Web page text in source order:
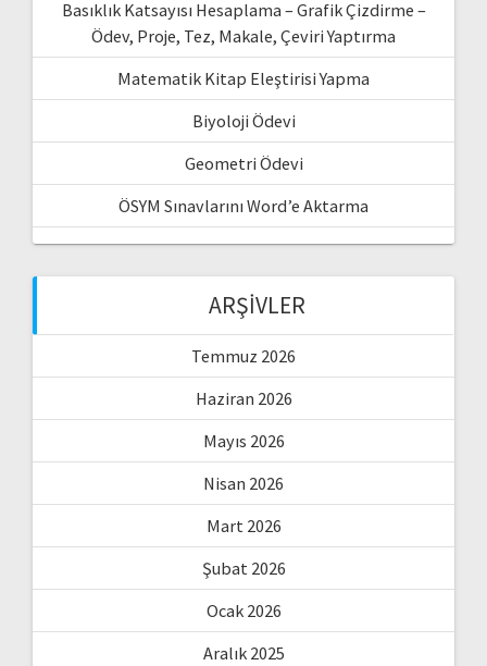
Basıklık Katsayısı Hesaplama – Grafik Çizdirme –
Ödev, Proje, Tez, Makale, Çeviri Yaptırma
Matematik Kitap Eleştirisi Yapma
Biyoloji Ödevi
Geometri Ödevi
ÖSYM Sınavlarını Word’e Aktarma
ARŞIVLER
Temmuz 2026
Haziran 2026
Mayıs 2026
Nisan 2026
Mart 2026
Şubat 2026
Ocak 2026
Aralık 2025